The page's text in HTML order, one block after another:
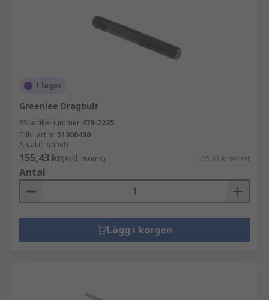
I lager
Greenlee Dragbult
RS-artikelnummer 479-7225
Tillv. art.nr 51300430
Antal (1 enhet)
155,43 kr(exkl. moms) 155,43 kr/enhet
Antal
Lägg i korgen